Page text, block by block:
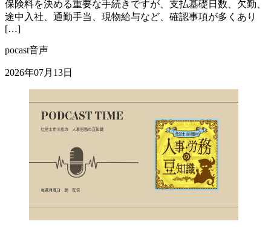
保険料を決める重要な手続きですが、支払基礎日数、欠勤、
途中入社、通勤手当、現物給与など、確認事項が多くあり
[…]
pocast音声
2026年07月13日